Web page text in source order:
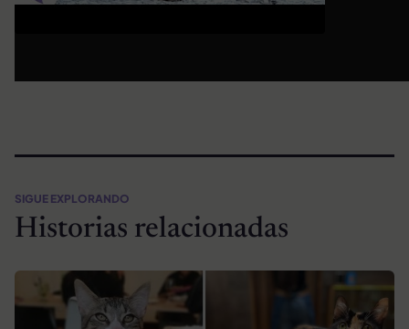
SIGUE EXPLORANDO
Historias relacionadas